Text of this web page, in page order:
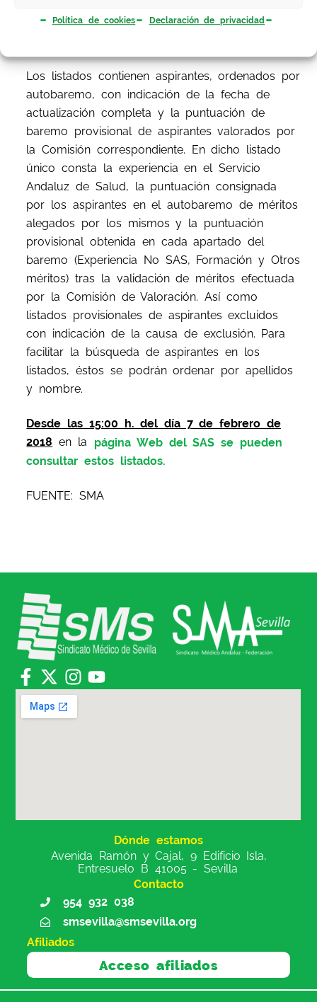
Política de cookies Declaración de privacidad
la tramitación a los usuarios está disponible
Los listados contienen aspirantes, ordenados por
autobaremo, con indicación de la fecha de
actualización completa y la puntuación de
baremo provisional de aspirantes valorados por
la Comisión correspondiente. En dicho listado
único consta la experiencia en el Servicio
Andaluz de Salud, la puntuación consignada
por los aspirantes en el autobaremo de méritos
alegados por los mismos y la puntuación
provisional obtenida en cada apartado del
baremo (Experiencia No SAS, Formación y Otros
méritos) tras la validación de méritos efectuada
por la Comisión de Valoración. Así como
listados provisionales de aspirantes excluidos
con indicación de la causa de exclusión. Para
facilitar la búsqueda de aspirantes en los
listados, éstos se podrán ordenar por apellidos
y nombre.
Desde las 15:00 h. del día 7 de febrero de
2018 en la
página Web del SAS se pueden
consultar estos listados.
FUENTE: SMA
Dónde estamos
Avenida Ramón y Cajal, 9 Edificio Isla,
Entresuelo B 41005 - Sevilla
Contacto
954 932 038
smsevilla@smsevilla.org
Afiliados
Acceso afiliados